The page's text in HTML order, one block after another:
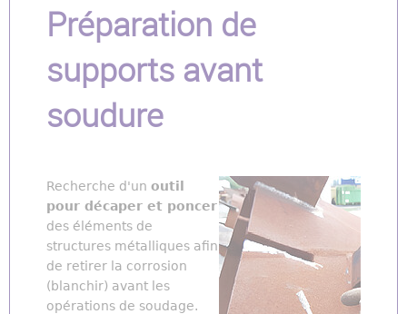
Préparation de
supports avant
soudure
Recherche d'un outil
pour décaper et poncer
des éléments de
structures métalliques afin
de retirer la corrosion
(blanchir) avant les
opérations de soudage.